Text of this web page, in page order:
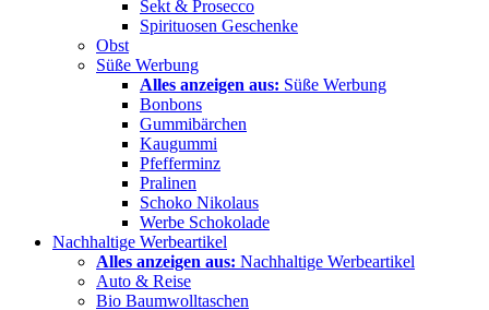
Sekt & Prosecco
Spirituosen Geschenke
Obst
Süße Werbung
Alles anzeigen aus: Süße Werbung
Bonbons
Gummibärchen
Kaugummi
Pfefferminz
Pralinen
Schoko Nikolaus
Werbe Schokolade
Nachhaltige Werbeartikel
Alles anzeigen aus: Nachhaltige Werbeartikel
Auto & Reise
Bio Baumwolltaschen